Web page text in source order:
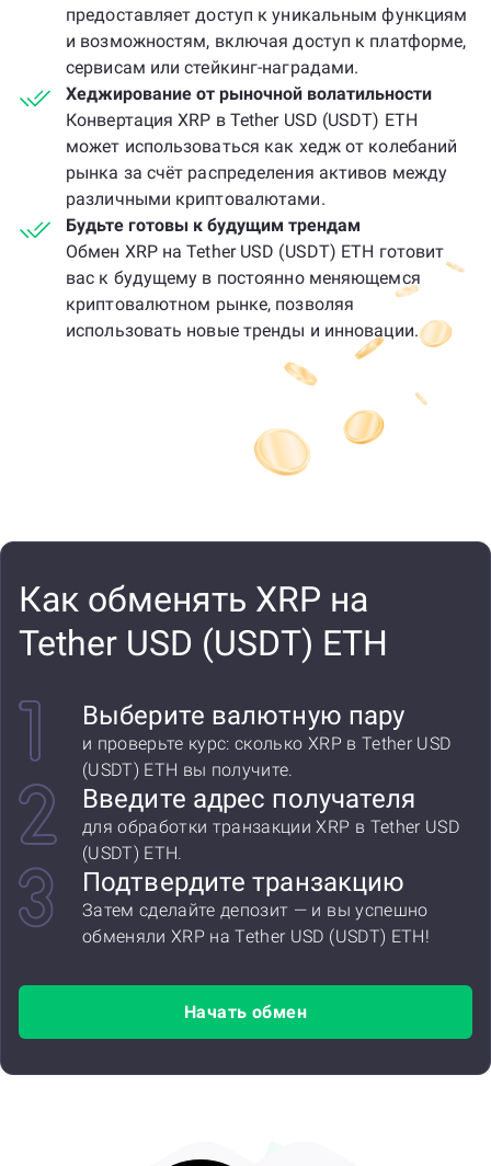
предоставляет доступ к уникальным функциям
и возможностям, включая доступ к платформе,
сервисам или стейкинг-наградами.
Хеджирование от рыночной волатильности
Конвертация XRP в Tether USD (USDT) ETH
может использоваться как хедж от колебаний
рынка за счёт распределения активов между
различными криптовалютами.
Будьте готовы к будущим трендам
Обмен XRP на Tether USD (USDT) ETH готовит
вас к будущему в постоянно меняющемся
криптовалютном рынке, позволяя
использовать новые тренды и инновации.
Как обменять XRP на
Tether USD (USDT) ETH
Выберите валютную пару
и проверьте курс: сколько XRP в Tether USD
(USDT) ETH вы получите.
Введите адрес получателя
для обработки транзакции XRP в Tether USD
(USDT) ETH.
Подтвердите транзакцию
Затем сделайте депозит — и вы успешно
обменяли XRP на Tether USD (USDT) ETH!
Начать обмен